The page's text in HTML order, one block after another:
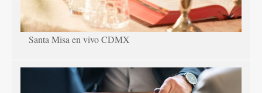
Santa Misa en vivo CDMX